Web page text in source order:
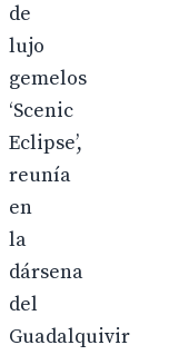
de
lujo
gemelos
‘Scenic
Eclipse’,
reunía
en
la
dársena
del
Guadalquivir